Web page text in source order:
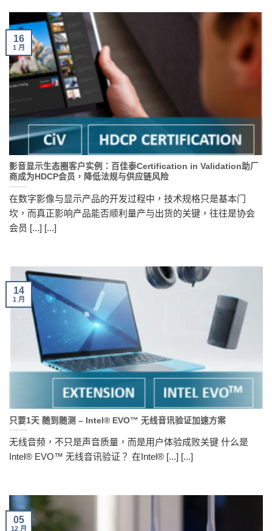
影音显示生态圈客户实例：百佳泰Certification in Validation助厂
商成为HDCP会员，降低法规与供应链风险
在数字影像与显示产品的开发过程中，技术规格只是基本门
坎，而真正影响产品能否顺利量产与出货的关键，往往是协会
会员 [...] [...]
16
1 月
只要1天 随到随测 – Intel® EVO™ 无线音讯验证加速方案
无线音频，不只是声音质量，而是用户体验成败关键 什么是
Intel® EVO™ 无线音讯验证？ 在Intel® [...] [...]
14
1 月
05
12 月